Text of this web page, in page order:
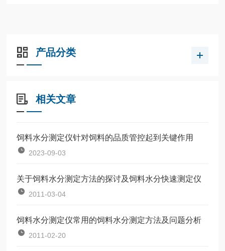
产品分类
相关文章
饲料水分测定仪针对饲料的品质管控起到关键作用
2023-09-03
关于饲料水分测定方法的探讨及饲料水分快速测定仪
2011-03-04
饲料水分测定仪常用的饲料水分测定方法及问题分析
2011-02-20